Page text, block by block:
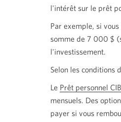
l'intérêt sur le prêt
Par exemple, si
somme de 7 000 $
l'investissement.
Selon les conditions
Le Prêt personnel
mensuels. Des
payer si vous